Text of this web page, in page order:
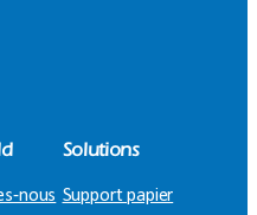
nous
Solutions
Support papier